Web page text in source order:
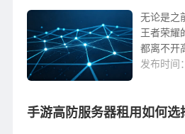
器配置？
线手机游
无论是之
王者荣耀
都离不开
的高质量
很大的考
发布时间
手游高防服务器租用如何选